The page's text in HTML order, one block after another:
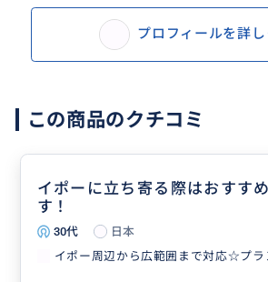
プロフィールを詳し
この商品のクチコミ
イポーに立ち寄る際はおすす
す！
30代
日本
イポー周辺から広範囲まで対応☆プラ